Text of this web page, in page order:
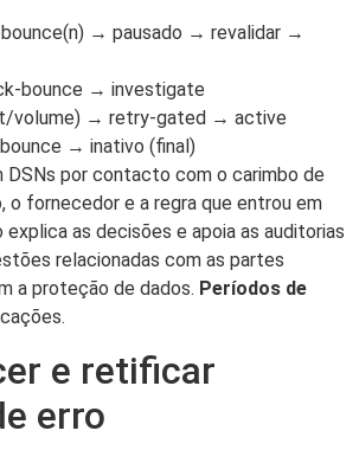
→ pausado → revalidar →
bounce → investigate
volume) → retry-gated → active
→ inativo (final)
DSNs por contacto com o carimbo de
o fornecedor e a regra que entrou em
as decisões e apoia as auditorias
relacionadas com as partes
a proteção de dados. Períodos de
e retificar
erro